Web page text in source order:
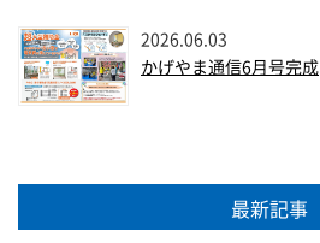
2026.06.03
かげやま通信6月号完成
最新記事